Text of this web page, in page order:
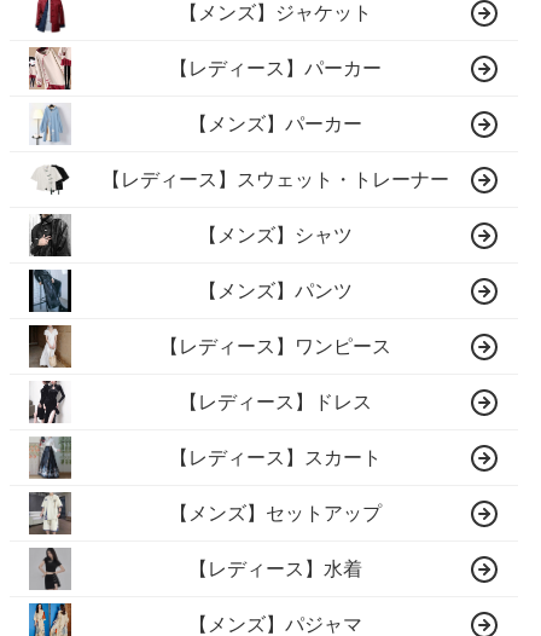
【メンズ】ジャケット
【レディース】パーカー
【メンズ】パーカー
【レディース】スウェット・トレーナー
【メンズ】シャツ
【メンズ】パンツ
【レディース】ワンピース
【レディース】ドレス
【レディース】スカート
【メンズ】セットアップ
【レディース】水着
【メンズ】パジャマ